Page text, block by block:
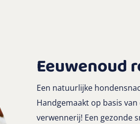
Eeuwenoud
Een natuurlijke
Handgemaakt op basis
verwennerij! Een gezonde